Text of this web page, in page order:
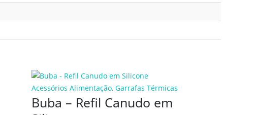
Acessórios Alimentação,Garrafas Térmicas
Buba – Refil Canudo em